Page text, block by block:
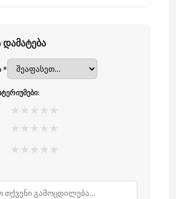
*
★ ★ ★ ★ ★
★ ★ ★ ★ ★
★ ★ ★ ★ ★